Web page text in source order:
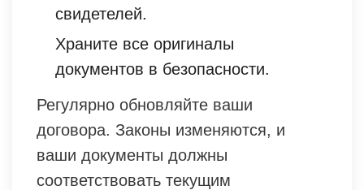
свидетелей.
Храните все оригиналы
документов в безопасности.
Регулярно обновляйте ваши
договора. Законы изменяются, и
ваши документы должны
соответствовать текущим